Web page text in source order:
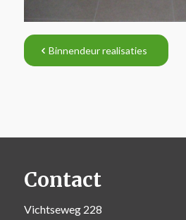
Binnendeur realisaties
Contact
Vichtseweg 228